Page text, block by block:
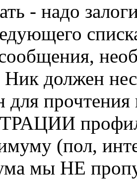
- надо
должен
для
профиль
(пол,
мы НЕ